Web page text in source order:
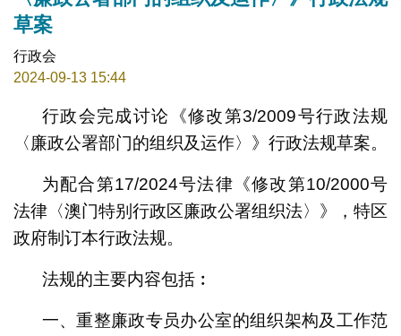
草案
行政会
2024-09-13 15:44
行政会完成讨论《修改第3/2009号行政法规
〈廉政公署部门的组织及运作〉》行政法规草案。
为配合第17/2024号法律《修改第10/2000号
法律〈澳门特别行政区廉政公署组织法〉》，特区
政府制订本行政法规。
法规的主要内容包括︰
一、重整廉政专员办公室的组织架构及工作范